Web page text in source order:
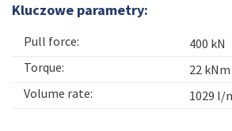
Kluczowe parametry:
Pull force:
400 kN
Torque:
22 kNm
Volume rate:
1029 l/